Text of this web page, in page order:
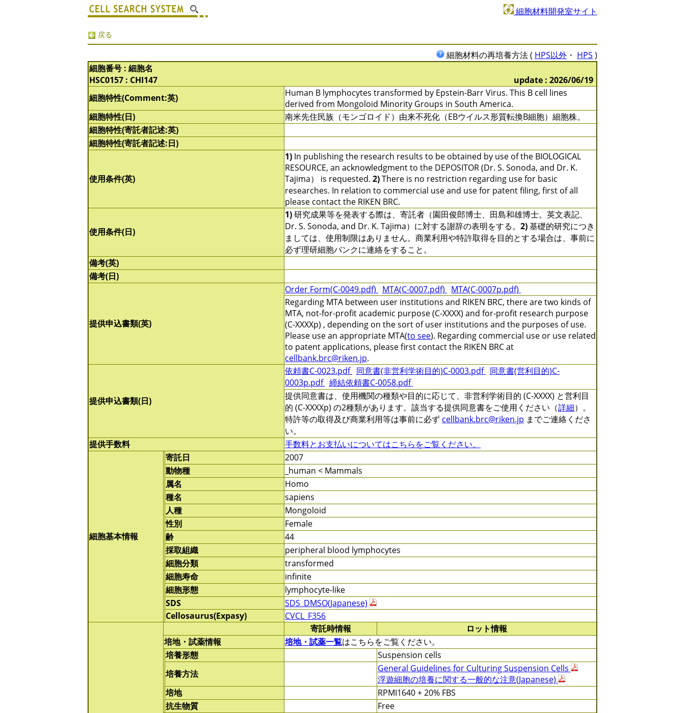
細胞材料開発室サイト
戻る
細胞材料の再培養方法 ( HPS以外 ・ HPS )
細胞番号 : 細胞名
HSC0157 : CHI147
update : 2026/06/19
細胞特性(Comment:英)
Human B lymphocytes transformed by Epstein-Barr Virus. This B cell lines
derived from Mongoloid Minority Groups in South America.
細胞特性(日)
南米先住民族（モンゴロイド）由来不死化（EBウイルス形質転換B細胞）細胞株。
細胞特性(寄託者記述:英)
細胞特性(寄託者記述:日)
使用条件(英)
1) In publishing the research results to be obtained by use of the BIOLOGICAL
RESOURCE, an acknowledgment to the DEPOSITOR (Dr. S. Sonoda, and Dr. K.
Tajima） is requested. 2)There is no restriction regarding use for basic
researches. In relation to commercial use and use for patent filing, first of all
please contact the RIKEN BRC.
使用条件(日)
1)研究成果等を発表する際は、寄託者（園田俊郎博士、田島和雄博士。英文表記、
Dr. S. Sonoda, and Dr. K. Tajima）に対する謝辞の表明をする。 2)基礎的研究につき
ましては、使用制限はありません。商業利用や特許取得を目的とする場合は、事前に
必ず理研細胞バンクに連絡をすること。
備考(英)
備考(日)
提供申込書類(英)
Order Form(C-0049.pdf) MTA(C-0007.pdf)
MTA(C-0007p.pdf)
Regarding MTA between user institutions and RIKEN BRC, there are two kinds of
MTA, not-for-profit academic purpose (C-XXXX) and for-profit research purpose
(C-XXXXp) , depending on the sort of user institutions and the purposes of use.
Please use an appropriate MTA(to see). Regarding commercial use or use related
to patent applications, please first contact the RIKEN BRC at
cellbank.brc@riken.jp.
提供申込書類(日)
依頼書C-0023.pdf 同意書(非営利学術目的)C-0003.pdf 同意書(営利目的)C-
0003p.pdf 締結依頼書C-0058.pdf
提供同意書は、使用機関の種類や目的に応じて、非営利学術目的 (C-XXXX) と営利目
的 (C-XXXXp) の2種類があります。該当する提供同意書をご使用ください（詳細）。
特許等の取得及び商業利用等は事前に必ず cellbank.brc@riken.jp までご連絡くださ
い。
提供手数料
手数料とお支払いについてはこちらをご覧ください。
細胞基本情報
寄託日
2007
動物種
_human < Mammals
属名
Homo
種名
sapiens
人種
Mongoloid
性別
Female
齢
44
採取組織
peripheral blood lymphocytes
細胞分類
transformed
細胞寿命
infinite
細胞形態
lymphocyte-like
SDS
SDS_DMSO(Japanese)
Cellosaurus(Expasy)
CVCL_F356
寄託時情報
ロット情報
培地・試薬情報
培地・試薬一覧はこちらをご覧ください。
培養形態
Suspension cells
培養方法
General Guidelines for Culturing Suspension Cells
浮遊細胞の培養に関する一般的な注意(Japanese)
培地
RPMI1640 + 20% FBS
抗生物質
Free